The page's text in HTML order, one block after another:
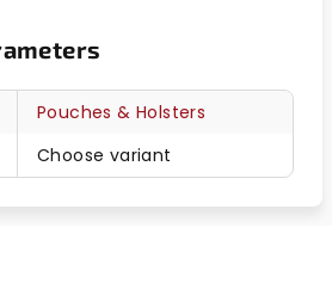
Pouches & Holsters
Choose variant